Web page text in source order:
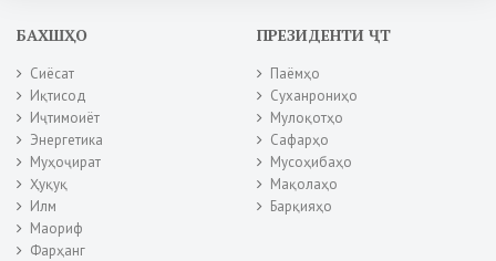
БАХШҲО
Сиёсат
Иқтисод
Иҷтимоиёт
Энергетика
Муҳоҷират
Ҳуқуқ
Илм
Маориф
Фарҳанг
ПРЕЗИДЕНТИ ҶТ
Паёмҳо
Суханрониҳо
Мулоқотҳо
Сафарҳо
Мусоҳибаҳо
Мақолаҳо
Барқияҳо